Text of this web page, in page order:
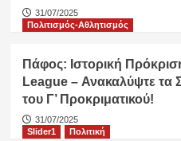
31/07/2025
Πολιτισμός-Αθλητισμός
Πάφος: Ιστορική
League – Ανακαλύψτε τα
του Γ’ Προκριματικού!
31/07/2025
Slider1
Πολιτική